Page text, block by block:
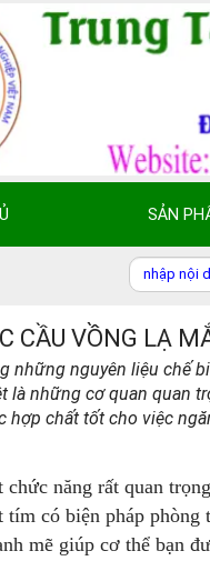
SẢN
CẦU VỒNG LẠ
những nguyên liệu chế
là những cơ quan quan
hợp chất tốt cho việc
năng rất quan
có biện pháp phòng
mẽ giúp cơ thể bạn